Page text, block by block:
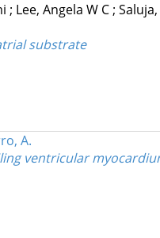
; Lee, Angela W C ;
substrate
A.
ventricular